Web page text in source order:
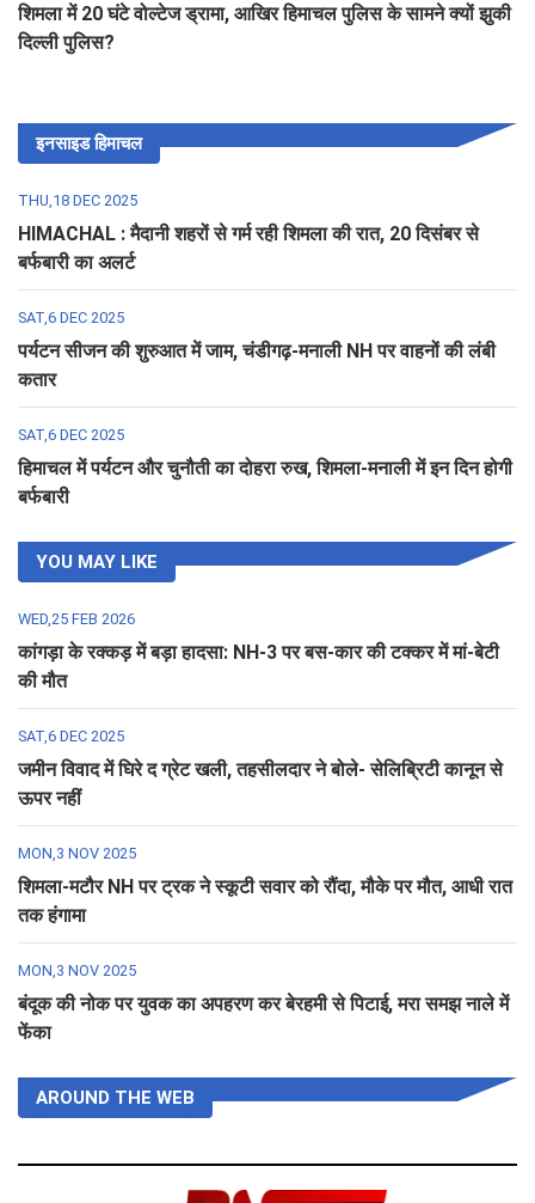
शिमला में 20 घंटे वोल्टेज ड्रामा, आखिर हिमाचल पुलिस के सामने क्यों झुकी
दिल्ली पुलिस?
इनसाइड हिमाचल
THU,18 DEC 2025
HIMACHAL : मैदानी शहरों से गर्म रही शिमला की रात, 20 दिसंबर से
बर्फबारी का अलर्ट
SAT,6 DEC 2025
पर्यटन सीजन की शुरुआत में जाम, चंडीगढ़-मनाली NH पर वाहनों की लंबी
कतार
SAT,6 DEC 2025
हिमाचल में पर्यटन और चुनौती का दोहरा रुख, शिमला-मनाली में इन दिन होगी
बर्फबारी
YOU MAY LIKE
WED,25 FEB 2026
कांगड़ा के रक्कड़ में बड़ा हादसा: NH-3 पर बस-कार की टक्कर में मां-बेटी
की मौत
SAT,6 DEC 2025
जमीन विवाद में घिरे द ग्रेट खली, तहसीलदार ने बोले- सेलिब्रिटी कानून से
ऊपर नहीं
MON,3 NOV 2025
शिमला-मटौर NH पर ट्रक ने स्कूटी सवार को रौंदा, मौके पर मौत, आधी रात
तक हंगामा
MON,3 NOV 2025
बंदूक की नोक पर युवक का अपहरण कर बेरहमी से पिटाई, मरा समझ नाले में
फेंका
AROUND THE WEB